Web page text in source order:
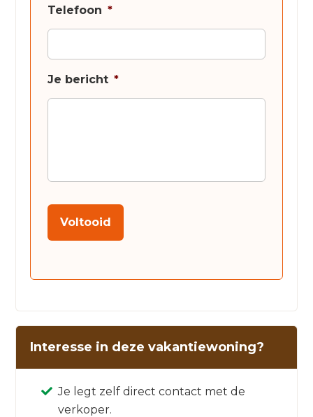
Telefoon *
Je bericht *
Voltooid
Interesse in deze vakantiewoning?
Je legt zelf direct contact met de
verkoper.